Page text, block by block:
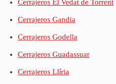
Cerrajeros El Vedat de Torrent
Cerrajeros Gandia
Cerrajeros Godella
Cerrajeros Guadassuar
Cerrajeros Llíria